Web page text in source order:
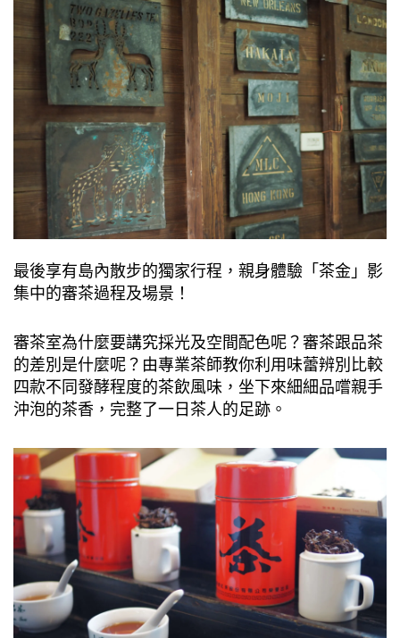
最後享有島內散步的獨家⾏程，親⾝體驗「茶⾦」影
集中的審茶過程及場景！
審茶室為什麼要講究採光及空間配⾊呢？審茶跟品茶
的差別是什麼呢？由專業茶師教你利⽤味蕾辨別比較
四款不同發酵程度的茶飲風味，坐下來細細品嚐親⼿
沖泡的茶香，完整了⼀⽇茶⼈的⾜跡。